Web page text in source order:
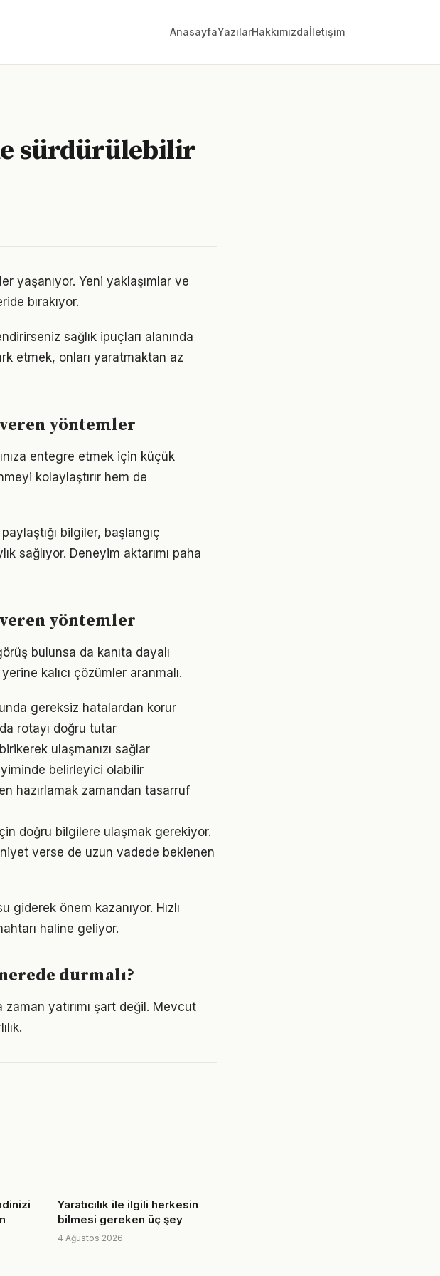
AnasayfaYazılarHakkımızdaİletişim
sürdürülebilir
yaşanıyor. Yeni yaklaşımlar ve
bırakıyor.
sağlık ipuçları alanında
etmek, onları yaratmaktan az
veren yöntemler
entegre etmek için küçük
kolaylaştırır hem de
bilgiler, başlangıç
sağlıyor. Deneyim aktarımı paha
veren yöntemler
bulunsa da kanıta dayalı
kalıcı çözümler aranmalı.
gereksiz hatalardan korur
rotayı doğru tutar
ulaşmanızı sağlar
belirleyici olabilir
hazırlamak zamandan tasarruf
doğru bilgilere ulaşmak gerekiyor.
verse de uzun vadede beklenen
giderek önem kazanıyor. Hızlı
haline geliyor.
durmalı?
yatırımı şart değil. Mevcut
Yaratıcılık ile ilgili herkesin
bilmesi gereken üç şey
4 Ağustos 2026